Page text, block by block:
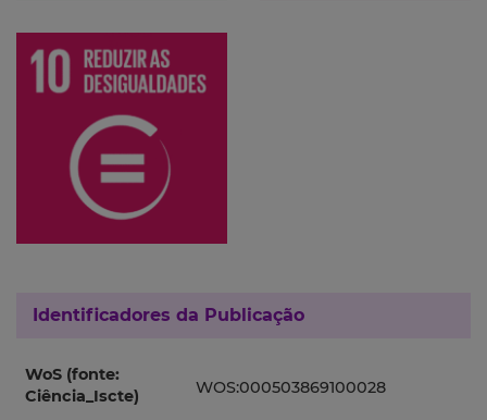
Identificadores da Publicação
WoS (fonte:
Ciência_Iscte)
WOS:000503869100028